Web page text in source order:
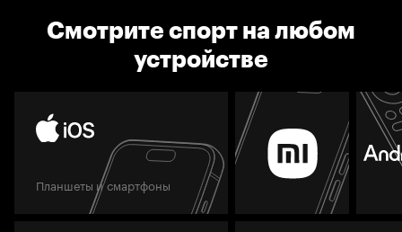
Смотрите спорт на любом
устройстве
Планшеты и смартфоны